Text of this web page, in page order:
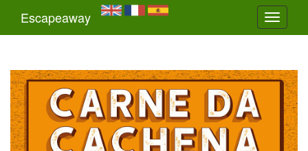
Toggle
Escapeaway